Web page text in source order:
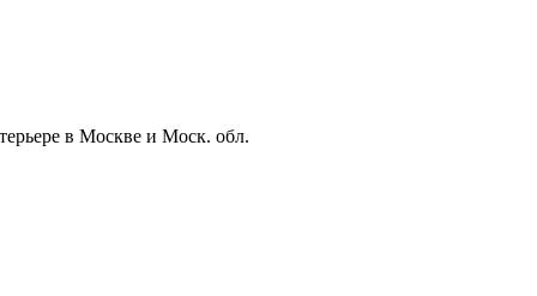
в Москве и Моск. обл.